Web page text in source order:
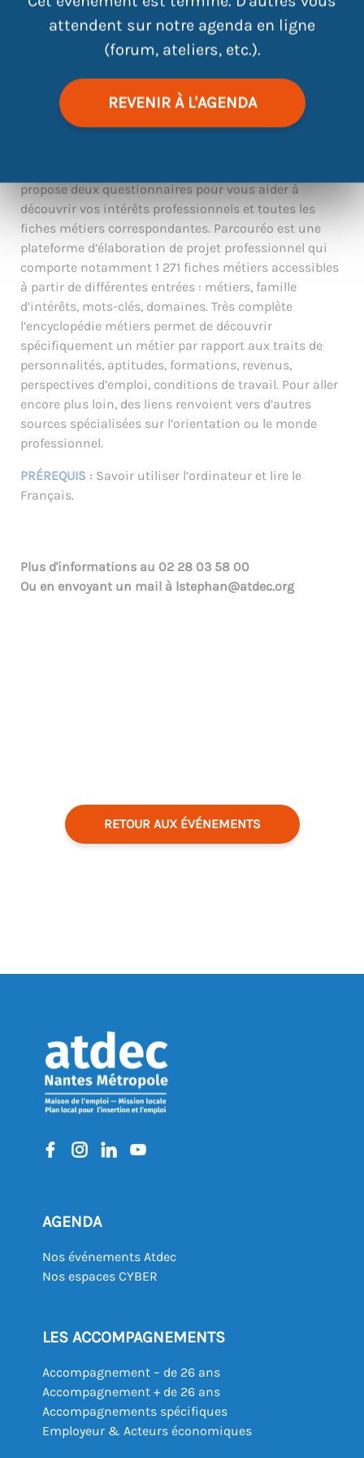
attendent sur notre agenda en ligne
(forum, ateliers, etc.).
REVENIR À L'AGENDA
|© contributors
VOUS N’AVEZ AUCUNE IDÉE DE CE QUI VOUS INTÉRESSE
propose deux questionnaires pour vous aider à
découvrir vos intérêts professionnels et toutes les
fiches métiers correspondantes. Parcouréo est une
plateforme d’élaboration de projet professionnel qui
comporte notamment 1 271 fiches métiers accessibles
à partir de différentes entrées : métiers, famille
d’intérêts, mots-clés, domaines. Très complète
l’encyclopédie métiers permet de découvrir
spécifiquement un métier par rapport aux traits de
personnalités, aptitudes, formations, revenus,
perspectives d’emploi, conditions de travail. Pour aller
encore plus loin, des liens renvoient vers d’autres
sources spécialisées sur l’orientation ou le monde
professionnel.
PRÉREQUIS : Savoir utiliser l’ordinateur et lire le
Français.
Plus d'informations au 02 28 03 58 00
Ou en envoyant un mail à lstephan@atdec.org
RETOUR AUX ÉVÉNEMENTS
AGENDA
Nos événements Atdec
Nos espaces CYBER
LES ACCOMPAGNEMENTS
Accompagnement – de 26 ans
Accompagnement + de 26 ans
Accompagnements spécifiques
Employeur & Acteurs économiques